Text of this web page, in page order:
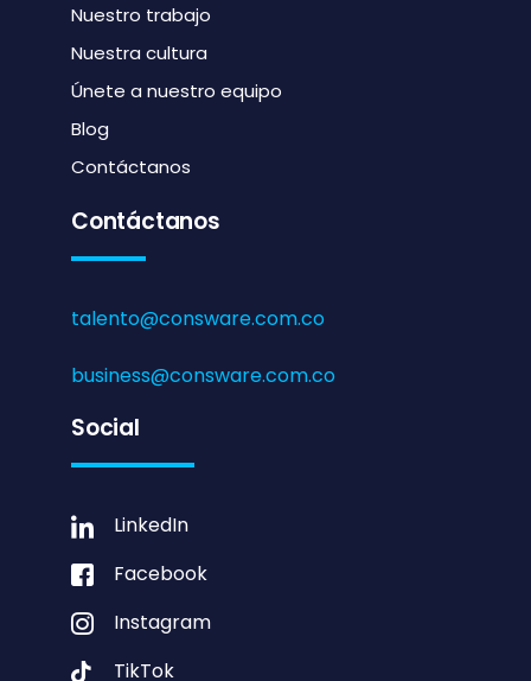
Nuestro trabajo
Nuestra cultura
Únete a nuestro equipo
Blog
Contáctanos
Contáctanos
talento@consware.com.co
business@consware.com.co
Social
LinkedIn
Facebook
Instagram
TikTok